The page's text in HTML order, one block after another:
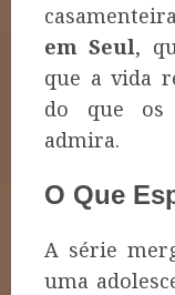
em Seul,
que a vida
do que os
admira.
O Que
A série
uma